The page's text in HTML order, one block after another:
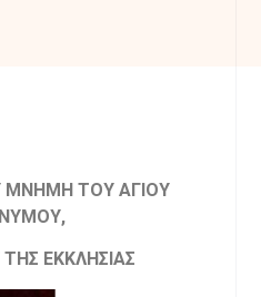
ΜΝΗΜΗ ΤΟΥ ΑΓΙΟΥ
ΕΚΚΛΗΣΙΑΣ